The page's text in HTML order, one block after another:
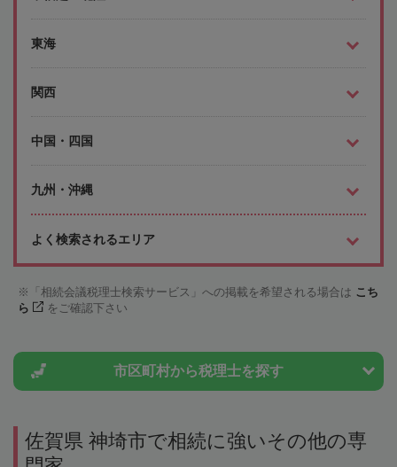
東海
関西
中国・四国
九州・沖縄
よく検索されるエリア
「相続会議税理士検索サービス」への掲載を希望される場合は こち
ら
をご確認下さい
市区町村から税理士を探す
佐賀県 神埼市で相続に強いその他の専